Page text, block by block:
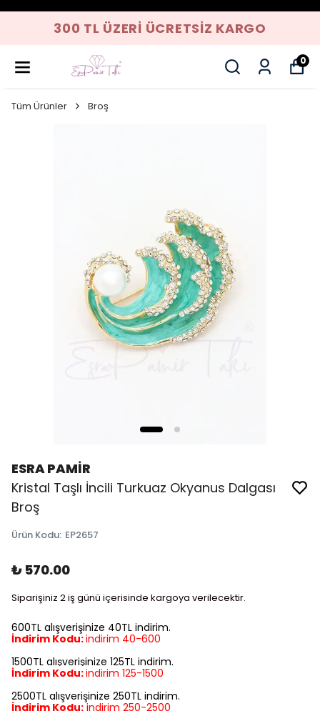
300 TL ÜZERI ÜCRETSIZ KARGO
0
Tüm Ürünler Broş
ESRA PAMİR
Kristal Taşlı İncili Turkuaz Okyanus Dalgası
Broş
Ürün Kodu: EP2657
₺ 570.00
Siparişiniz 2 iş günü içerisinde kargoya verilecektir.
600TL alışverişinize 40TL indirim.
İndirim Kodu:indirim 40-600
1500TL alışverişinize 125TL indirim.
İndirim Kodu:indirim 125-1500
2500TL alışverişinize 250TL indirim.
İndirim Kodu: indirim 250-2500